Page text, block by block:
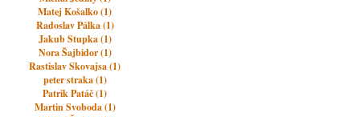
Matej Košalko (1)
Radoslav Pálka (1)
Jakub Stupka (1)
Nora Šajbidor (1)
Rastislav Skovajsa (1)
peter straka (1)
Patrik Patáč (1)
Martin Svoboda (1)